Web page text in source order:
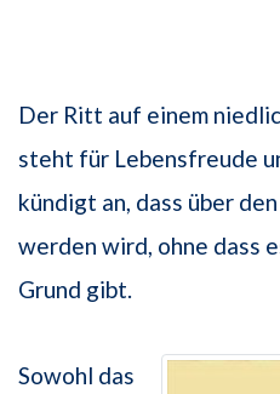
Der Ritt auf einem
steht für Lebensfreude
kündigt an, dass über
werden wird, ohne dass
Grund gibt.
Sowohl das